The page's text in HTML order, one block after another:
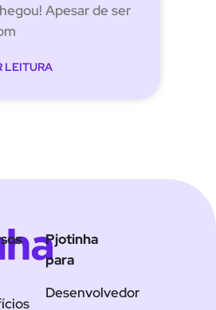
Apesar de ser
LEITURA
Pjotinha
para
Desenvolvedor